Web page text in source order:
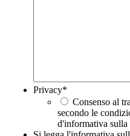
Privacy*
Consenso al
secondo le
d'informativa sulla